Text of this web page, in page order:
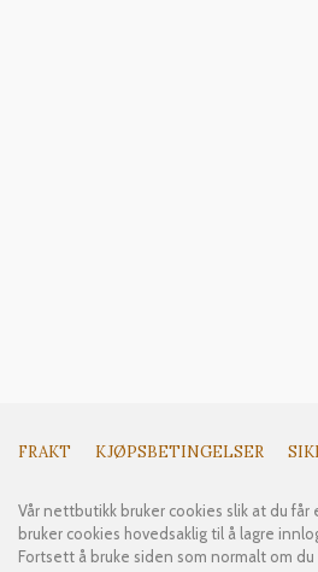
FRAKT KJØPSBETINGELSER
Vår nettbutikk bruker cookies slik at du
bruker cookies hovedsaklig til å lagre
Fortsett å bruke siden som normalt om